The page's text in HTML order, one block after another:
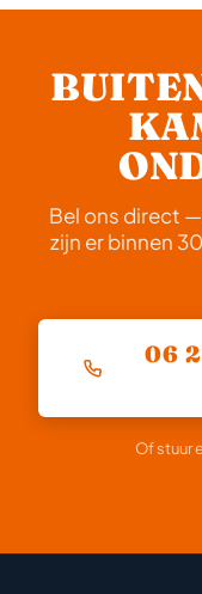
of slot. Alleen als
vervanging nodig
Bel ons direct
zijn er binnen
06
Of stuur